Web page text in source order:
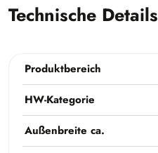
Technische Details
Produktbereich
HW-Kategorie
Außenbreite ca.